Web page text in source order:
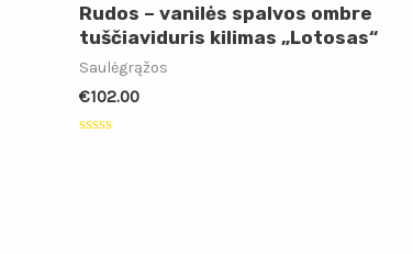
Rudos – vanilės spalvos ombre
tuščiaviduris kilimas „Lotosas“
Saulėgrąžos
€102.00